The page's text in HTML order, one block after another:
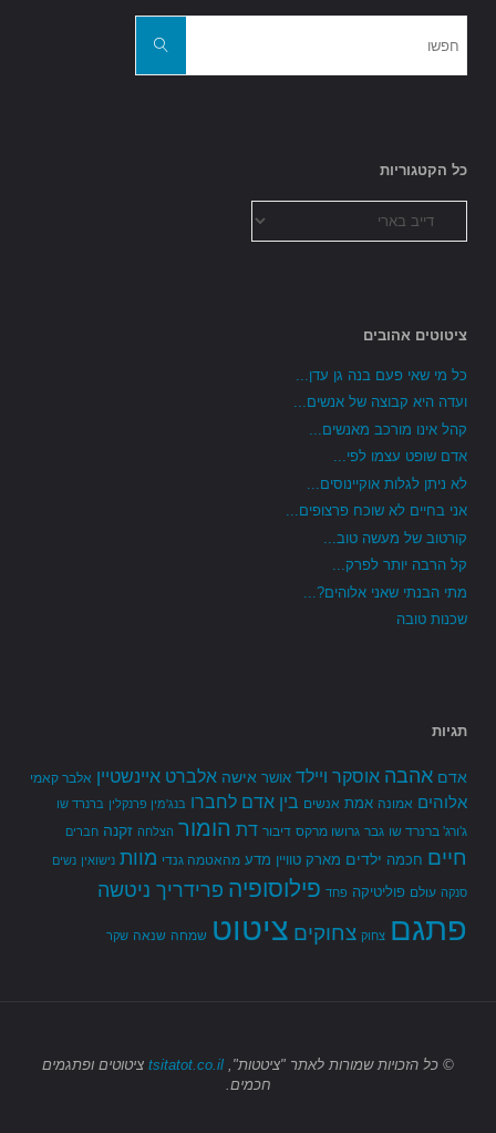
חפשו
כל הקטגוריות
הקטגוריות
ציטוטים אהובים
כל מי שאי פעם בנה גן עדן...
ועדה היא קבוצה של אנשים...
קהל אינו מורכב מאנשים...
אדם שופט עצמו לפי...
לא ניתן לגלות אוקיינוסים...
אני בחיים לא שוכח פרצופים...
קורטוב של מעשה טוב...
קל הרבה יותר לפרק...
מתי הבנתי שאני אלוהים?...
שכנות טובה
תגיות
אדם אהבה אוסקר ויילד אושר אישה אלברט איינשטיין אלבר קאמי
אלוהים אמונה אמת אנשים בין אדם לחברו בנג'מין פרנקלין ברנרד שו
ג'ורג' ברנרד שו גבר גרושו מרקס דיבור דת הומור הצלחה זקנה חברים
חיים חכמה ילדים מארק טוויין מדע מהאטמה גנדי מוות נישואין נשים
סנקה עולם פוליטיקה פחד פילוסופיה פרידריך ניטשה
פתגם צחוק צחוקים ציטוט שמחה שנאה שקר
© כל הזכויות שמורות לאתר "ציטטות", tsitatot.co.il ציטוטים ופתגמים
חכמים.